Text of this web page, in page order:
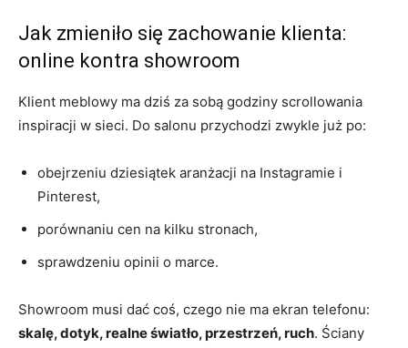
Jak zmieniło się zachowanie klienta:
online kontra showroom
Klient meblowy ma dziś za sobą godziny scrollowania
inspiracji w sieci. Do salonu przychodzi zwykle już po:
obejrzeniu dziesiątek aranżacji na Instagramie i
Pinterest,
porównaniu cen na kilku stronach,
sprawdzeniu opinii o marce.
Showroom musi dać coś, czego nie ma ekran telefonu:
skalę, dotyk, realne światło, przestrzeń, ruch. Ściany